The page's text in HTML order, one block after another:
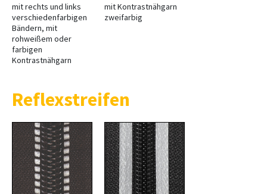
mit rechts und links
verschiedenfarbigen
Bändern, mit
rohweißem oder
farbigen
Kontrastnähgarn
mit Kontrastnähgarn
zweifarbig
Reflexstreifen